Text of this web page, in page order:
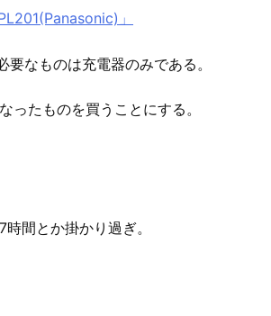
」
なものは充電器のみである。
ったものを買うことにする。
間とか掛かり過ぎ。